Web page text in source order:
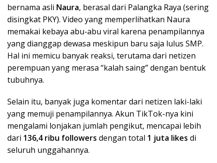
bernama asli Naura, berasal dari Palangka Raya (sering
disingkat PKY). Video yang memperlihatkan Naura
memakai kebaya abu-abu viral karena penampilannya
yang dianggap dewasa meskipun baru saja lulus SMP.
Hal ini memicu banyak reaksi, terutama dari netizen
perempuan yang merasa “kalah saing” dengan bentuk
tubuhnya.
Selain itu, banyak juga komentar dari netizen laki-laki
yang memuji penampilannya. Akun TikTok-nya kini
mengalami lonjakan jumlah pengikut, mencapai lebih
dari 136,4 ribu followers dengan total 1 juta likes di
seluruh unggahannya.